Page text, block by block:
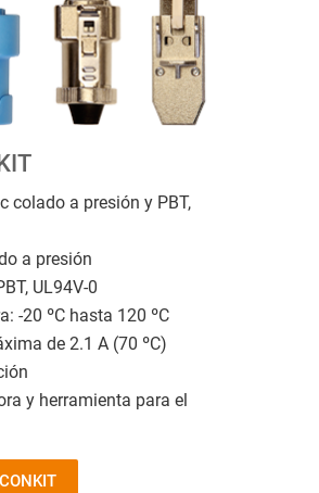
colado a presión y PBT,
a presión
UL94V-0
-20 ºC hasta 120 ºC
de 2.1 A (70 ºC)
y herramienta para el